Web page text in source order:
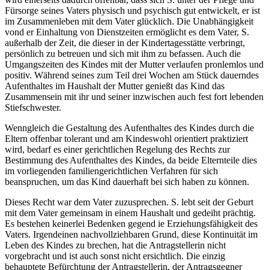
Fürsorge seines Vaters physisch und psychisch gut entwickelt, er ist
im Zusammenleben mit dem Vater glücklich. Die Unabhängigkeit
vond er Einhaltung von Dienstzeiten ermöglicht es dem Vater, S.
außerhalb der Zeit, die dieser in der Kindertagesstätte verbringt,
persönlich zu betreuen und sich mit ihm zu befassen. Auch die
Umgangszeiten des Kindes mit der Mutter verlaufen pronlemlos und
positiv. Während seines zum Teil drei Wochen am Stück dauerndes
Aufenthaltes im Haushalt der Mutter genießt das Kind das
Zusammensein mit ihr und seiner inzwischen auch fest fort lebenden
Stiefschwester.
Wenngleich die Gestaltung des Aufenthaltes des Kindes durch die
Eltern offenbar tolerant und am Kindeswohl orientiert praktiziert
wird, bedarf es einer gerichtlichen Regelung des Rechts zur
Bestimmung des Aufenthaltes des Kindes, da beide Elternteile dies
im vorliegenden familiengerichtlichen Verfahren für sich
beanspruchen, um das Kind dauerhaft bei sich haben zu können.
Dieses Recht war dem Vater zuzusprechen. S. lebt seit der Geburt
mit dem Vater gemeinsam in einem Haushalt und gedeiht prächtig.
Es bestehen keinerlei Bedenken gegend ie Erziehungsfähigkeit des
Vaters. Irgendeinen nachvollziehbaren Grund, diese Kontinuität im
Leben des Kindes zu brechen, hat die Antragstellerin nicht
vorgebracht und ist auch sonst nicht ersichtlich. Die einzig
behauptete Befürchtung der Antragstellerin, der Antragsgegner